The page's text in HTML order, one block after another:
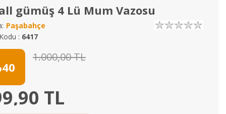
gümüş 4 Lü Mum Vazosu
Paşabahçe
: 6417
1.000,00 TL
TL